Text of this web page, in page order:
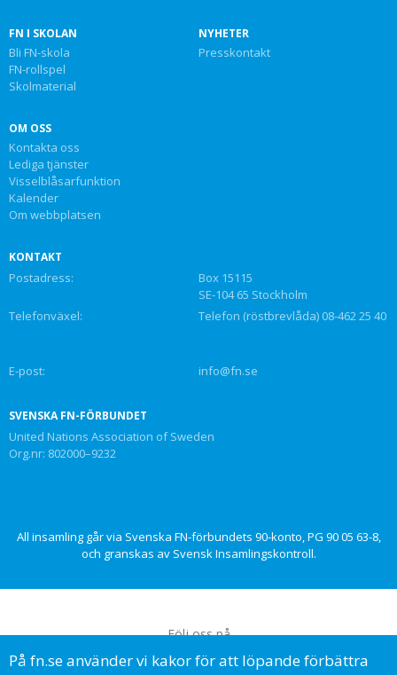
FN I SKOLAN
Bli FN-skola
FN-rollspel
Skolmaterial
NYHETER
Presskontakt
OM OSS
Kontakta oss
Lediga tjänster
Visselblåsarfunktion
Kalender
Om webbplatsen
KONTAKT
Postadress:
Box 15115
SE-104 65 Stockholm
Telefonväxel:
Telefon (röstbrevlåda) 08-462 25 40
E-post: info@fn.se
SVENSKA FN-FÖRBUNDET
United Nations Association of Sweden
Org.nr: 802000–9232
All insamling går via Svenska FN-förbundets 90-konto, PG 90 05 63-8,
och granskas av Svensk Insamlingskontroll.
Följ oss på
På fn.se använder vi kakor för att löpande förbättra